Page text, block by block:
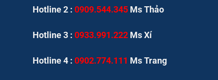
Hotline 2 :0909.544.345 Ms Thảo
Hotline 3 :0933.991.222 Ms Xí
Hotline 4 :0902.774.111 Ms Trang